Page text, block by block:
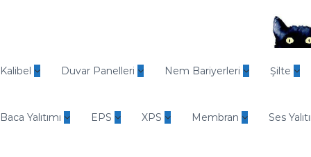
e
d
E
Kalibel Duvar Panelleri Nem Bariyerleri Şilte
Baca Yalıtımı EPS XPS Membran Ses